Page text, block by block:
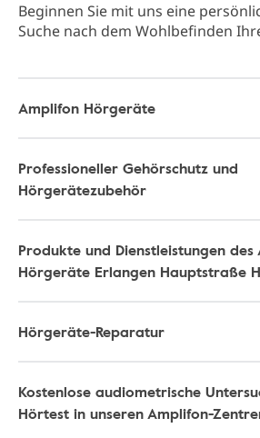
Beginnen Sie mit uns eine
Suche nach dem Wohlbefinden
Amplifon Hörgeräte
Professioneller Gehörschutz und
Hörgerätezubehör
Produkte und Dienstleistungen des
Hörgeräte Erlangen Hauptstraße
Hörgeräte-Reparatur
Kostenlose audiometrische
Hörtest in unseren Amplifon-